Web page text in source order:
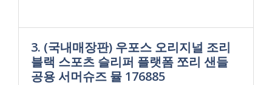
3. (국내매장판) 우포스 오리지널 조리
블랙 스포츠 슬리퍼 플랫폼 쪼리 샌들
공용 서머슈즈 뮬 176885